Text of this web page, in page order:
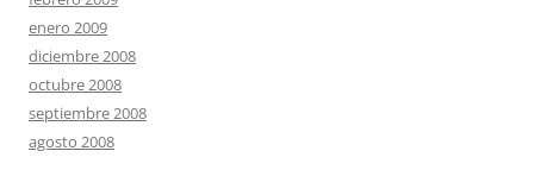
enero 2009
diciembre 2008
octubre 2008
septiembre 2008
agosto 2008